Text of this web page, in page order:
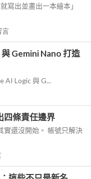
寫出並畫出一本繪本」
言
Gemini Nano 打造
AI Logic 與 G...
四條責任邊界
實還沒開始。 帳號只解決